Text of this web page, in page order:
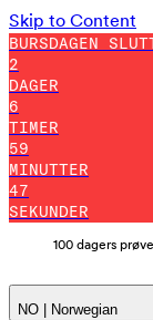
Skip to Content
BURSDAGEN
2
DAGER
6
TIMER
59
MINUTTER
45
SEKUNDER
100 dagers prøve
NO | Norwegian